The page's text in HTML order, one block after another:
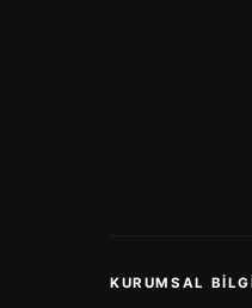
KURUMSAL